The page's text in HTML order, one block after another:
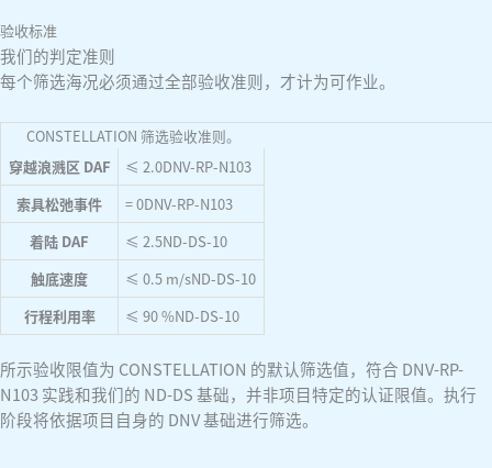
验收标准
我们的判定准则
每个筛选海况必须通过全部验收准则，才计为可作业。
CONSTELLATION 筛选验收准则。
穿越浪溅区 DAF
≤ 2.0DNV-RP-N103
索具松弛事件
= 0DNV-RP-N103
着陆 DAF
≤ 2.5ND-DS-10
触底速度
≤ 0.5 m/sND-DS-10
行程利用率
≤ 90 %ND-DS-10
所示验收限值为 CONSTELLATION 的默认筛选值，符合 DNV-RP-
N103 实践和我们的 ND-DS 基础，并非项目特定的认证限值。执行
阶段将依据项目自身的 DNV 基础进行筛选。